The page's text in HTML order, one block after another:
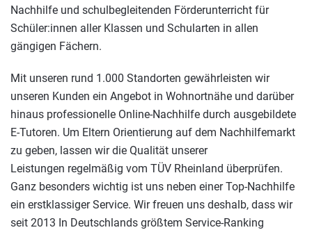
Nachhilfe und schulbegleitenden Förderunterricht für
Schüler:innen aller Klassen und Schularten in allen
gängigen Fächern.
Mit unseren rund 1.000 Standorten gewährleisten wir
unseren Kunden ein Angebot in Wohnortnähe und darüber
hinaus professionelle Online-Nachhilfe durch ausgebildete
E-Tu­toren. Um Eltern Orientierung auf dem Nachhilfemarkt
zu geben, lassen wir die Qualität unserer
Leistungen regelmäßig vom TÜV Rheinland überprüfen.
Ganz besonders wichtig ist uns neben einer Top-Nachhilfe
ein erstklassiger Service. Wir freuen uns deshalb, dass wir
seit 2013 In Deutschlands größtem Service-Ranking